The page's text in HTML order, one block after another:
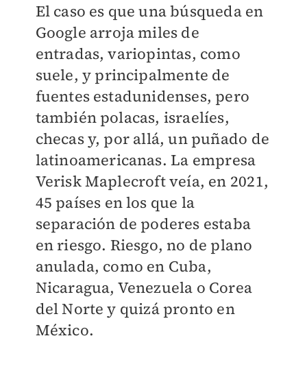
El caso es que una búsqueda en
Google arroja miles de
entradas, variopintas, como
suele, y principalmente de
fuentes estadunidenses, pero
también polacas, israelíes,
checas y, por allá, un puñado de
latinoamericanas. La empresa
Verisk Maplecroft veía, en 2021,
45 países en los que la
separación de poderes estaba
en riesgo. Riesgo, no de plano
anulada, como en Cuba,
Nicaragua, Venezuela o Corea
del Norte y quizá pronto en
México.